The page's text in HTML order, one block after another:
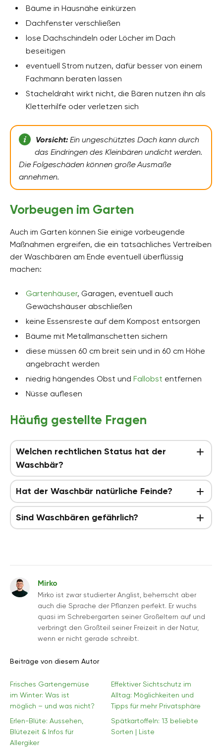
Bäume in Hausnähe einkürzen
Dachfenster verschließen
lose Dachschindeln oder Löcher im Dach
beseitigen
eventuell Strom nutzen, dafür besser von einem
Fachmann beraten lassen
Stacheldraht wirkt nicht, die Bären nutzen ihn als
Kletterhilfe oder verletzen sich
Vorsicht:Ein ungeschütztes Dach kann durch
das Eindringen des Kleinbären undicht werden.
Die Folgeschäden können große Ausmaße
annehmen.
Vorbeugen im Garten
Auch im Garten können Sie einige vorbeugende
Maßnahmen ergreifen, die ein tatsächliches Vertreiben
der Waschbären am Ende eventuell überflüssig
machen:
Gartenhäuser, Garagen, eventuell auch
Gewächshäuser abschließen
keine Essensreste auf dem Kompost entsorgen
Bäume mit Metallmanschetten sichern
diese müssen 60 cm breit sein und in 60 cm Höhe
angebracht werden
niedrig hängendes Obst und Fallobst entfernen
Nüsse auflesen
Häufig gestellte Fragen
Welchen rechtlichen Status hat der
Waschbär?
Hat der Waschbär natürliche Feinde?
Sind Waschbären gefährlich?
Mirko
Mirko ist zwar studierter Anglist, beherrscht aber
auch die Sprache der Pflanzen perfekt. Er wuchs
quasi im Schrebergarten seiner Großeltern auf und
verbringt den Großteil seiner Freizeit in der Natur,
wenn er nicht gerade schreibt.
Beiträge von diesem Autor
Frisches Gartengemüse
im Winter: Was ist
möglich – und was nicht?
Effektiver Sichtschutz im
Alltag: Möglichkeiten und
Tipps für mehr Privatsphäre
Erlen-Blüte: Aussehen,
Blütezeit & Infos für
Allergiker
Spätkartoffeln: 13 beliebte
Sorten | Liste